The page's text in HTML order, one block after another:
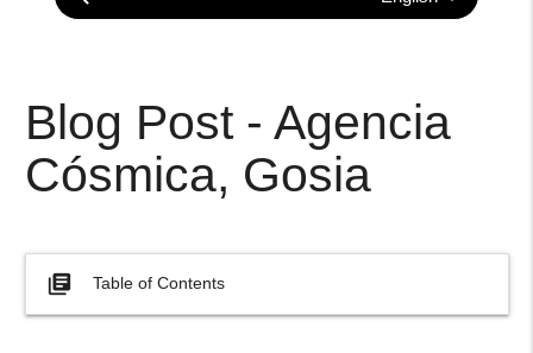
Blog Post - Agencia
Cósmica, Gosia
library_books Table of Contents